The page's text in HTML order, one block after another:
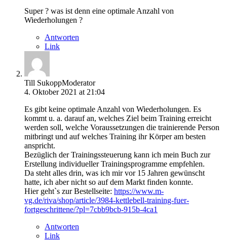
Super ? was ist denn eine optimale Anzahl von
Wiederholungen ?
Antworten
Link
Till SukoppModerator
4. Oktober 2021 at 21:04
Es gibt keine optimale Anzahl von Wiederholungen. Es
kommt u. a. darauf an, welches Ziel beim Training erreicht
werden soll, welche Voraussetzungen die trainierende Person
mitbringt und auf welches Training ihr Körper am besten
anspricht.
Bezüglich der Trainingssteuerung kann ich mein Buch zur
Erstellung individueller Trainingsprogramme empfehlen.
Da steht alles drin, was ich mir vor 15 Jahren gewünscht
hatte, ich aber nicht so auf dem Markt finden konnte.
Hier geht`s zur Bestellseite: https://www.m-
vg.de/riva/shop/article/3984-kettlebell-training-fuer-
fortgeschrittene/?pl=7cbb9bcb-915b-4ca1
Antworten
Link